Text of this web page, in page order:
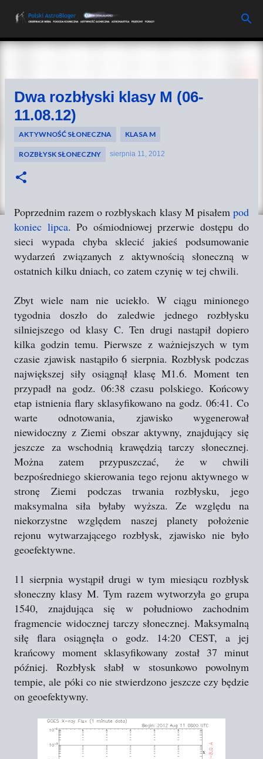
Przejdź do głównej zawartości
Dwa rozbłyski klasy M (06-
11.08.12)
AKTYWNOŚĆ SŁONECZNA KLASA M
ROZBŁYSK SŁONECZNY sierpnia 11, 2012
Poprzednim razem o rozbłyskach klasy M pisałem pod
koniec lipca. Po ośmiodniowej przerwie dostępu do
sieci wypada chyba sklecić jakieś podsumowanie
wydarzeń związanych z aktywnością słoneczną w
ostatnich kilku dniach, co zatem czynię w tej chwili.
Zbyt wiele nam nie uciekło. W ciągu minionego
tygodnia doszło do zaledwie jednego rozbłysku
silniejszego od klasy C. Ten drugi nastąpił dopiero
kilka godzin temu. Pierwsze z ważniejszych w tym
czasie zjawisk nastąpiło 6 sierpnia. Rozbłysk podczas
największej siły osiągnął klasę M1.6. Moment ten
przypadł na godz. 06:38 czasu polskiego. Końcowy
etap istnienia flary sklasyfikowano na godz. 06:41. Co
warte odnotowania, zjawisko wygenerował
niewidoczny z Ziemi obszar aktywny, znajdujący się
jeszcze za wschodnią krawędzią tarczy słonecznej.
Można zatem przypuszczać, że w chwili
bezpośredniego skierowania tego rejonu aktywnego w
stronę Ziemi podczas trwania rozbłysku, jego
maksymalna siła byłaby wyższa. Ze względu na
niekorzystne względem naszej planety położenie
rejonu wytwarzającego rozbłysk, zjawisko nie było
geoefektywne.
11 sierpnia wystąpił drugi w tym miesiącu rozbłysk
słoneczny klasy M. Tym razem wytworzyła go grupa
1540, znajdująca się w południowo zachodnim
fragmencie widocznej tarczy słonecznej. Maksymalną
siłę flara osiągnęła o godz. 14:20 CEST, a jej
krańcowy moment sklasyfikowany został 37 minut
później. Rozbłysk słabł w stosunkowo powolnym
tempie, ale póki co nie stwierdzono jeszcze czy będzie
on geoefektywny.